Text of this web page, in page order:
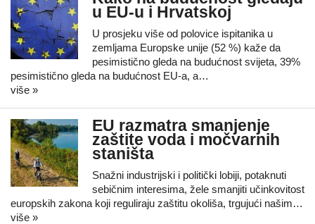
u EU-u i Hrvatskoj
U prosjeku više od polovice ispitanika u
zemljama Europske unije (52 %) kaže da
pesimistično gleda na budućnost svijeta, 39%
pesimistično gleda na budućnost EU-a, a…
više »
EU razmatra smanjenje
zaštite voda i močvarnih
staništa
Snažni industrijski i politički lobiji, potaknuti
sebičnim interesima, žele smanjiti učinkovitost
europskih zakona koji reguliraju zaštitu okoliša, trgujući našim…
više »